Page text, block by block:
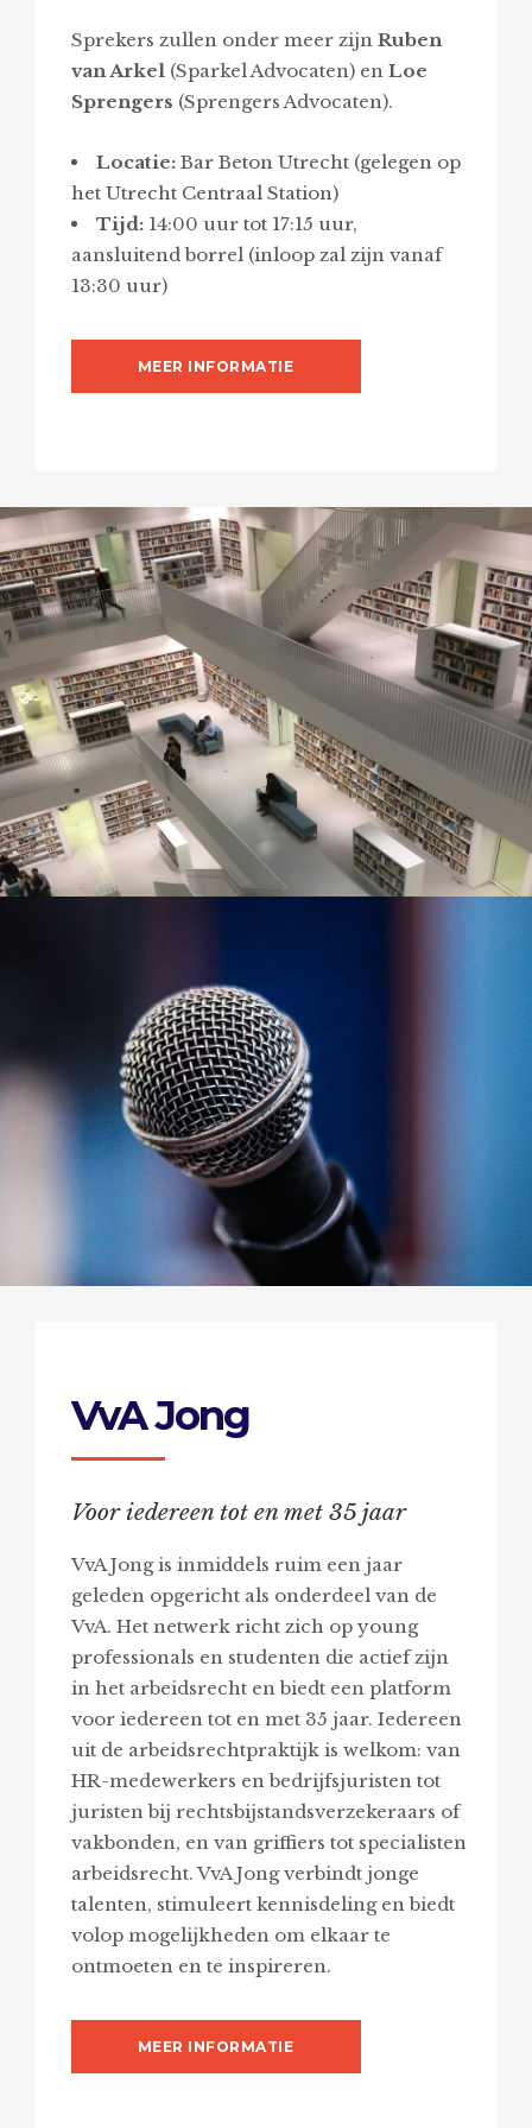
Sprekers zullen onder meer zijn Ruben
van Arkel (Sparkel Advocaten) en Loe
Sprengers (Sprengers Advocaten).
Locatie:Bar Beton Utrecht (gelegen op
het Utrecht Centraal Station)
Tijd:14:00 uur tot 17:15 uur,
aansluitend borrel (inloop zal zijn vanaf
13:30 uur)
MEER INFORMATIE
VvA Jong
Voor iedereen tot en met 35 jaar
VvA Jong is inmiddels ruim een jaar
geleden opgericht als onderdeel van de
VvA. Het netwerk richt zich op young
professionals en studenten die actief zijn
in het arbeidsrecht en biedt een platform
voor iedereen tot en met 35 jaar. Iedereen
uit de arbeidsrechtpraktijk is welkom: van
HR-medewerkers en bedrijfsjuristen tot
juristen bij rechtsbijstandsverzekeraars of
vakbonden, en van griffiers tot specialisten
arbeidsrecht. VvA Jong verbindt jonge
talenten, stimuleert kennisdeling en biedt
volop mogelijkheden om elkaar te
ontmoeten en te inspireren.
MEER INFORMATIE